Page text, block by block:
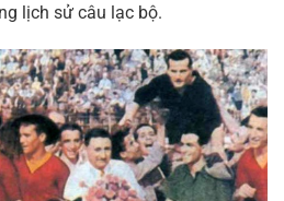
lịch sử câu lạc bộ.